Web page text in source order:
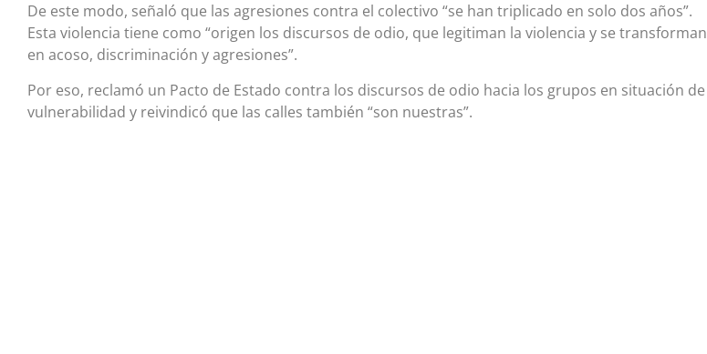
De este modo, señaló que las agresiones contra el colectivo “se han triplicado en solo dos años”.
Esta violencia tiene como “origen los discursos de odio, que legitiman la violencia y se transforman
en acoso, discriminación y agresiones”.
Por eso, reclamó un Pacto de Estado contra los discursos de odio hacia los grupos en situación de
vulnerabilidad y reivindicó que las calles también “son nuestras”.